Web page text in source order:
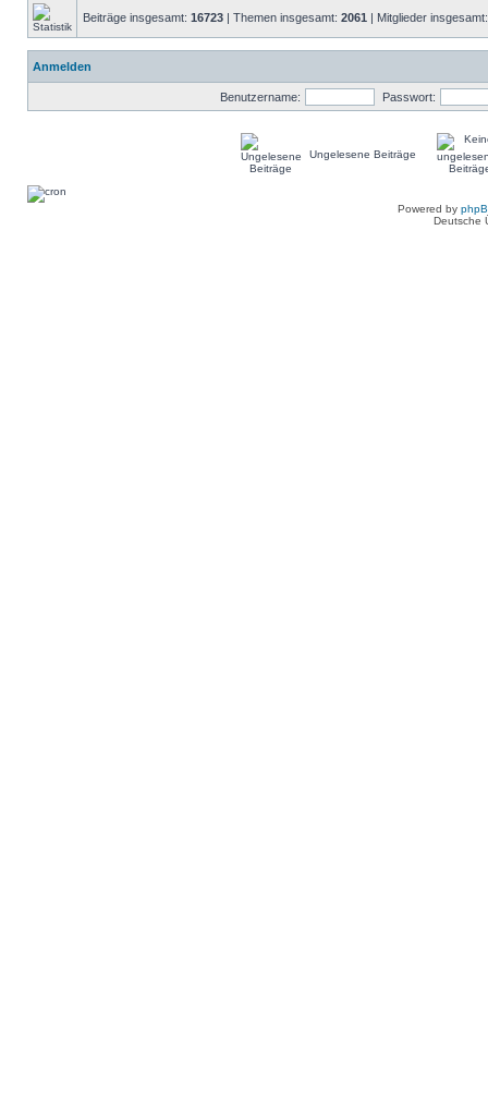
Beiträge insgesamt: 16723 | Themen insgesamt: 2061 | Mitglieder
Anmelden
Benutzername: Passwort:
Ungelesene Beiträge
Powered by
Deutsche